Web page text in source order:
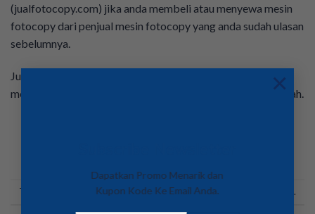
Dapatkan Promo Menarik dan
Kupon Kode Ke Email Anda.
×
(jualfotocopy.com) jika anda membeli atau menyewa mesin
fotocopy dari penjual mesin fotocopy yang anda sudah ulasan
sebelumnya.
Jual Mesin Fotocopy (JualFotocopy.com) memasarkan dan
meyewakan mesin fotocopy dengan harga yang relatif murah.
This entry was posted inJual Mesin Fotocopy . Bookmark the .